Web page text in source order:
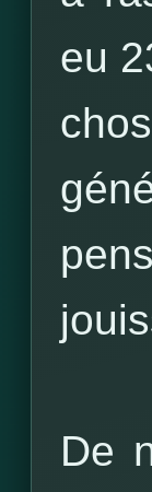
eu
De